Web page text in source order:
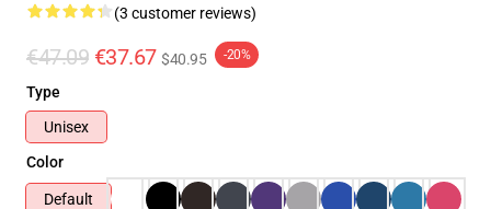
(3 customer reviews)
€47.09 €37.67 $40.95 -20%
Type
Unisex
Color
Default